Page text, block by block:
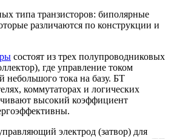
типа транзисторов: биполярные
различаются по конструкции и
состоят из трех полупроводниковых
где управление током
небольшого тока на базу. БТ
коммутаторах и логических
высокий коэффициент
электрод (затвор) для